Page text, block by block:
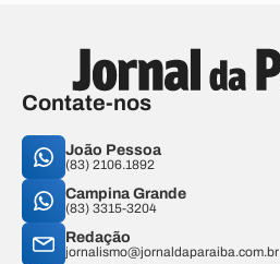
Contate-nos
João Pessoa
(83) 2106.1892
Campina Grande
(83) 3315-3204
Redação
jornalismo@jornaldaparaiba.com.br